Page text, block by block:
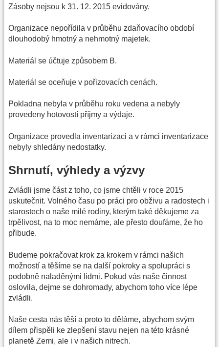
Zásoby nejsou k 31. 12. 2015 evidovány.
Organizace nepořídila v průběhu zdaňovacího období
dlouhodobý hmotný a nehmotný majetek.
Materiál se účtuje způsobem B.
Materiál se oceňuje v pořizovacích cenách.
Pokladna nebyla v průběhu roku vedena a nebyly
provedeny hotovostí příjmy a výdaje.
Organizace provedla inventarizaci a v rámci inventarizace
nebyly shledány nedostatky.
Shrnutí, výhledy a výzvy
Zvládli jsme část z toho, co jsme chtěli v roce 2015
uskutečnit. Volného času po práci pro obživu a radostech i
starostech o naše milé rodiny, kterým také děkujeme za
trpělivost, na to moc nemáme, ale přesto doufáme, že ho
přibude.
Budeme pokračovat krok za krokem v rámci našich
možností a těšíme se na další pokroky a spolupráci s
podobně naladěnými lidmi. Pokud vás naše činnost
oslovila, dejme se dohromady, abychom toho více lépe
zvládli.
Naše cesta nás těší a proto to děláme, abychom svým
dílem přispěli ke zlepšení stavu nejen na této krásné
planetě Zemi, ale i v našich nitrech.